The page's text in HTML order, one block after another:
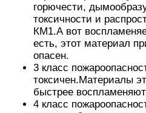
горючести,
токсичности и
КМ1.А вот
есть, этот материал
опасен.
3 класс
токсичен.Материалы
быстрее
4 класс